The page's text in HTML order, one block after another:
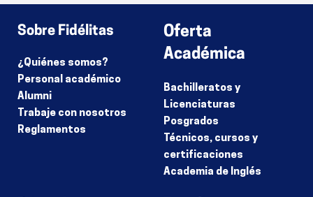
Sobre Fidélitas
¿Quiénes somos?
Personal académico
Alumni
Trabaje con nosotros
Reglamentos
Oferta
Académica
Bachilleratos y
Licenciaturas
Posgrados
Técnicos, cursos y
certificaciones
Academia de Inglés